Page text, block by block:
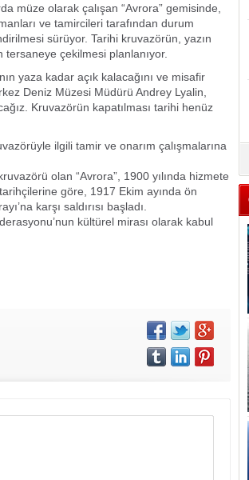
müze olarak çalışan “Avrora” gemisinde,
ve tamircileri tarafından durum
sürüyor. Tarihi kruvazörün, yazın
tersaneye çekilmesi planlanıyor.
yaza kadar açık kalacağını ve misafir
Deniz Müzesi Müdürü Andrey Lyalin,
Kruvazörün kapatılması tarihi henüz
ilgili tamir ve onarım çalışmalarına
olan “Avrora”, 1900 yılında hizmete
göre, 1917 Ekim ayında ön
karşı saldırısı başladı.
kültürel mirası olarak kabul